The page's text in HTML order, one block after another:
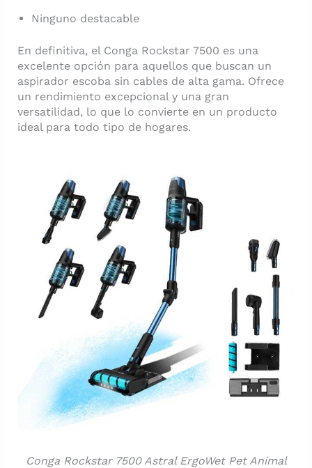
Ninguno destacable
En definitiva, el Conga Rockstar 7500 es una
excelente opción para aquellos que buscan un
aspirador escoba sin cables de alta gama. Ofrece
un rendimiento excepcional y una gran
versatilidad, lo que lo convierte en un producto
ideal para todo tipo de hogares.
Conga Rockstar 7500 Astral ErgoWet Pet Animal